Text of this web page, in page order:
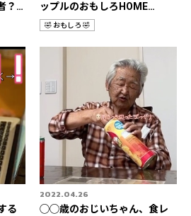
？
ップルのおもしろHOME
STORIES👫💛
カ
テ
🤣 おもしろ 🤣
る
2022.04.26
◯◯歳のおじいちゃん、食レ